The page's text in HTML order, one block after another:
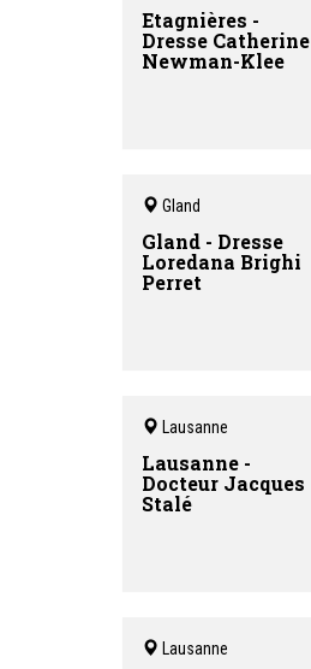
Etagnières -
Dresse Catherine
Newman-Klee
Gland
Gland - Dresse
Loredana Brighi
Perret
Lausanne
Lausanne -
Docteur Jacques
Stalé
Lausanne